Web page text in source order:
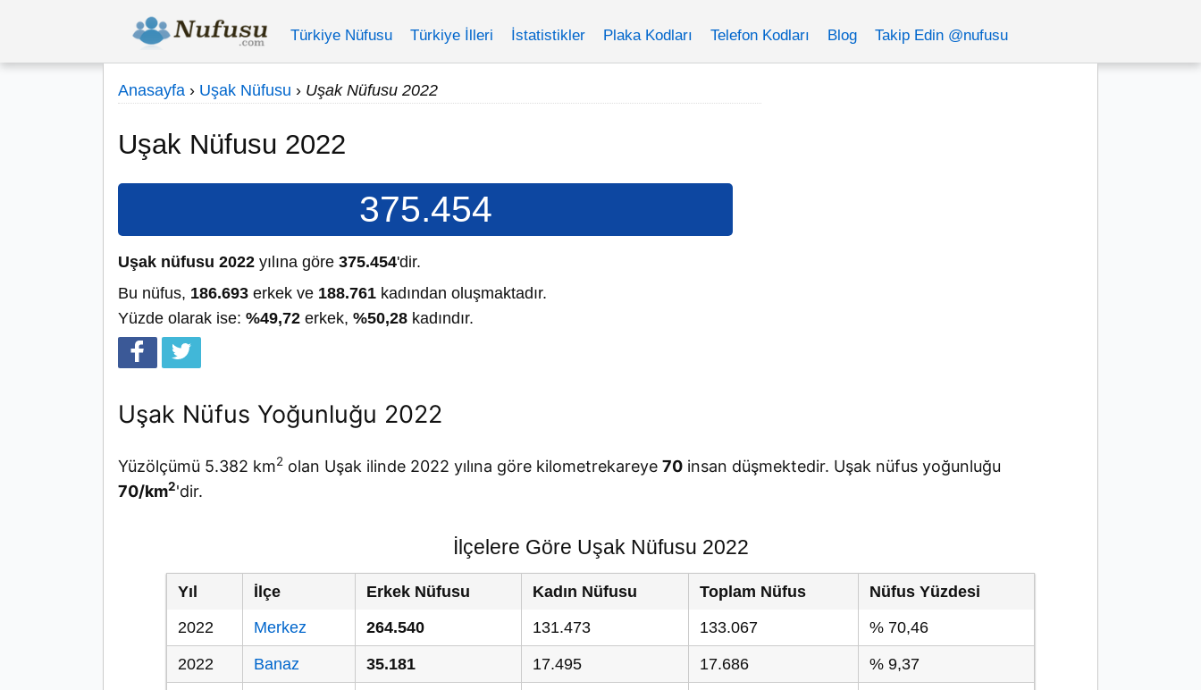
Türkiye Nüfusu Türkiye İlleri İstatistikler Plaka Kodları Telefon Kodları Blog Takip Edin @nufusu
Anasayfa › Uşak Nüfusu › Uşak Nüfusu 2022
Uşak Nüfusu 2022
375.454
Uşak nüfusu 2022 yılına göre 375.454'dir.
Bu nüfus, 186.693 erkek ve 188.761 kadından oluşmaktadır.
Yüzde olarak ise: %49,72 erkek, %50,28 kadındır.
Uşak Nüfus Yoğunluğu 2022
Yüzölçümü 5.382 km2 olan Uşak ilinde 2022 yılına göre kilometrekareye 70 insan düşmektedir. Uşak nüfus yoğunluğu
70/km2'dir.
İlçelere Göre Uşak Nüfusu 2022
Yıl İlçe Erkek Nüfusu Kadın Nüfusu Toplam Nüfus
Nüfus Yüzdesi
2022
Merkez 264.540 131.473 133.067 % 70,46
2022 Banaz 35.181 17.495 17.686 % 9,37